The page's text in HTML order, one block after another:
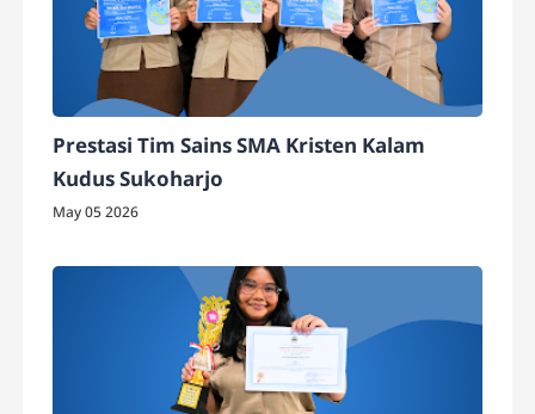
Prestasi Tim Sains SMA Kristen Kalam
Kudus Sukoharjo
May 05 2026